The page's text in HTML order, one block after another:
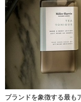
ブランドを象徴する最も